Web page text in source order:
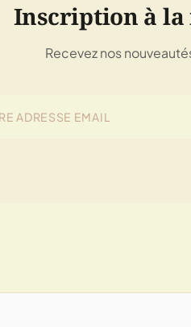
Inscription à la
Recevez nos